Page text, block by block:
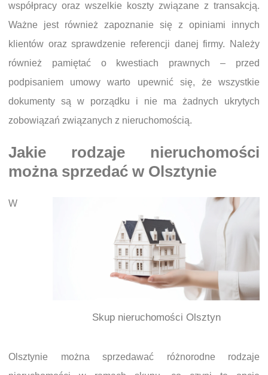
współpracy oraz wszelkie koszty związane z transakcją.
Ważne jest również zapoznanie się z opiniami innych
klientów oraz sprawdzenie referencji danej firmy. Należy
również pamiętać o kwestiach prawnych – przed
podpisaniem umowy warto upewnić się, że wszystkie
dokumenty są w porządku i nie ma żadnych ukrytych
zobowiązań związanych z nieruchomością.
Jakie rodzaje nieruchomości
można sprzedać w Olsztynie
Skup nieruchomości Olsztyn
W
Olsztynie można sprzedawać różnorodne rodzaje